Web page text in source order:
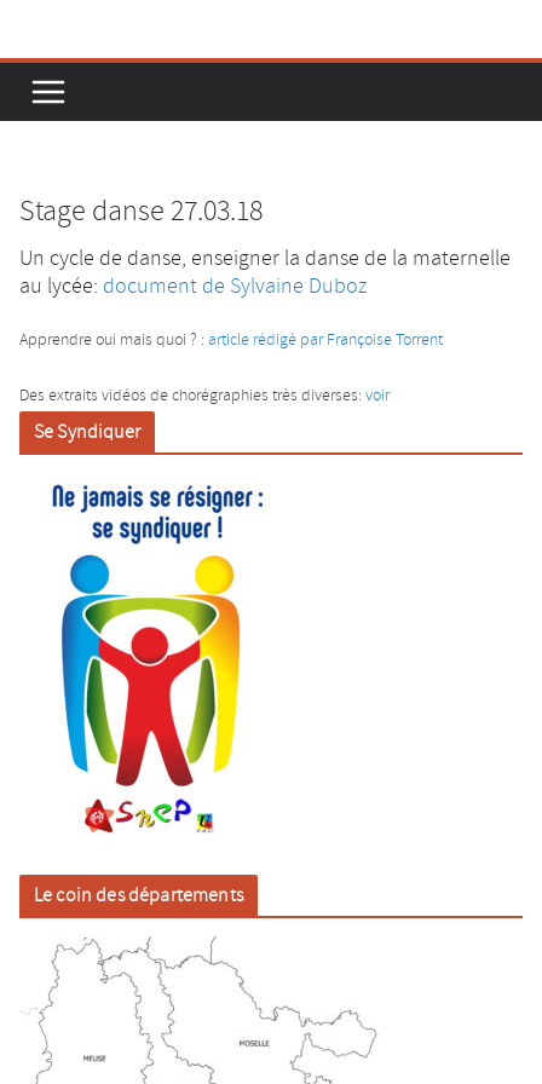
contenu
Stage danse 27.03.18
Un cycle de danse, enseigner la danse de la maternelle
au lycée: document de Sylvaine Duboz
Apprendre oui mais quoi ? : article rédigé par Françoise Torrent
Des extraits vidéos de chorégraphies très diverses: voir
Se Syndiquer
Le coin des départements